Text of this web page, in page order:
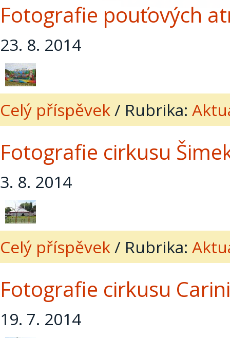
Fotografie pouťových
23. 8. 2014
Celý příspěvek/ Rubrika:
Fotografie cirkusu
3. 8. 2014
Celý příspěvek/ Rubrika:
Fotografie cirkusu
19. 7. 2014